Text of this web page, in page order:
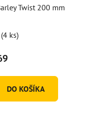
Twist 200 mm
(4 ks)
DO KOŠÍKA